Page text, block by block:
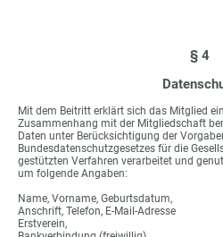
§ 4
Mit dem Beitritt erklärt sich das Mitglied
Zusammenhang mit der Mitgliedschaft
Daten unter Berücksichtigung der
Bundesdatenschutzgesetzes für die
gestützten Verfahren verarbeitet und
um folgende Angaben:
Name, Vorname, Geburtsdatum,
Anschrift, Telefon, E-Mail-Adresse
Erstverein,